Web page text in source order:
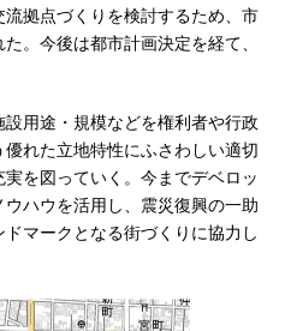
拠点づくりを検討するため、市
。今後は都市計画決定を経て、
用途・規模などを権利者や行政
れた立地特性にふさわしい適切
を図っていく。今までデベロッ
ハウを活用し、震災復興の一助
マークとなる街づくりに協力し